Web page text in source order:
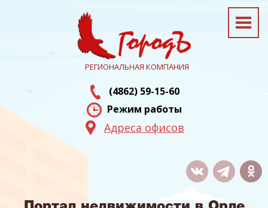
РЕГИОНАЛЬНАЯ КОМПАНИЯ
(4862) 59-15-60
Режим работы
Адреса офисов